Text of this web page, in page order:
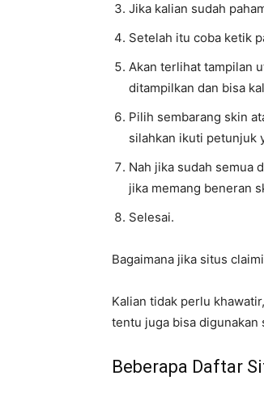
Jika kalian sudah
Setelah itu coba ketik
Akan terlihat tampilan
ditampilkan dan bisa
Pilih sembarang skin
silahkan ikuti petunjuk
Nah jika sudah semua
jika memang beneran
Selesai.
Bagaimana jika situs
Kalian tidak perlu
tentu juga bisa
Beberapa Daftar